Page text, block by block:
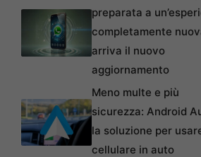
preparata a
completamente
arriva il nuovo
aggiornamento
Meno multe e più
sicurezza: Android
la soluzione per
cellulare in auto